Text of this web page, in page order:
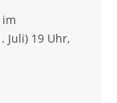
im
Juli) 19 Uhr,